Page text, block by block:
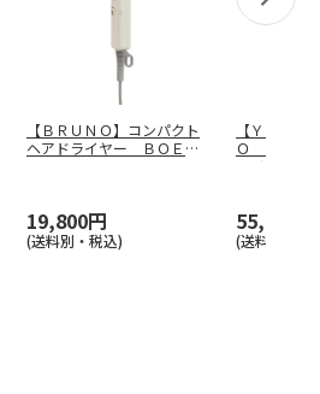
【ＢＲＵＮＯ】コンパクト
ヘアドライヤー ＢＯＥ１
19,800円
(送料別・税込)
【ＹＡ－
Ｏ ＪＡＰ
ライヤー
55,000円
(送料別・税